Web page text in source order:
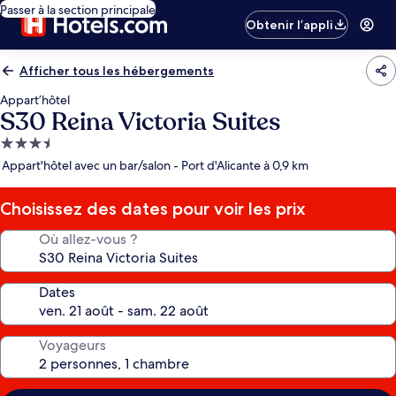
Passer à la section principale
Obtenir l’appli
Afficher tous les hébergements
Appart’hôtel
S30 Reina Victoria Suites
Hébergement
3.5 étoiles
Appart'hôtel avec un bar/salon - Port d'Alicante à 0,9 km
Choisissez des dates pour voir les prix
Où allez-vous ?
Dates
Voyageurs